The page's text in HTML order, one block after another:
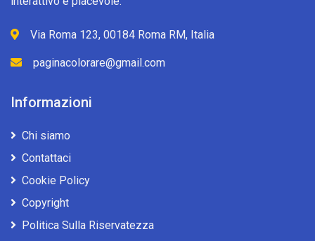
Via Roma 123, 00184 Roma RM, Italia
paginacolorare@gmail.com
Informazioni
Chi siamo
Contattaci
Cookie Policy
Copyright
Politica Sulla Riservatezza